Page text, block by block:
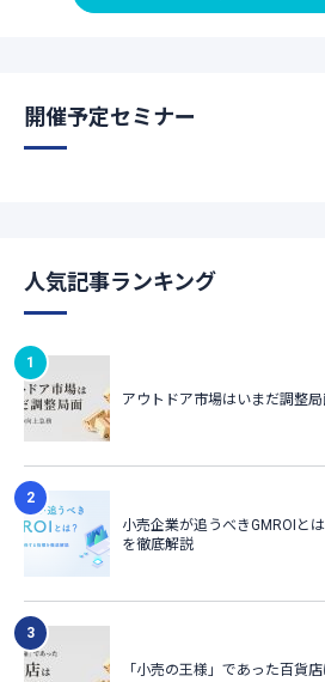
開催予定セミナー
人気記事ランキング